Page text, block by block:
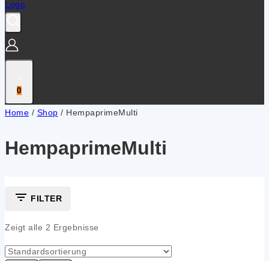
0
Home / Shop / HempaprimeMulti
HempaprimeMulti
FILTER
Zeigt alle 2 Ergebnisse